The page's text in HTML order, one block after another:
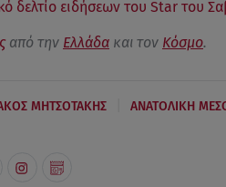
δελτίο ειδήσεων του Star του
από την Ελλάδακαι τον Κόσμο.
ΜΗΤΣΟΤΑΚΗΣ ΑΝΑΤΟΛΙΚΗ